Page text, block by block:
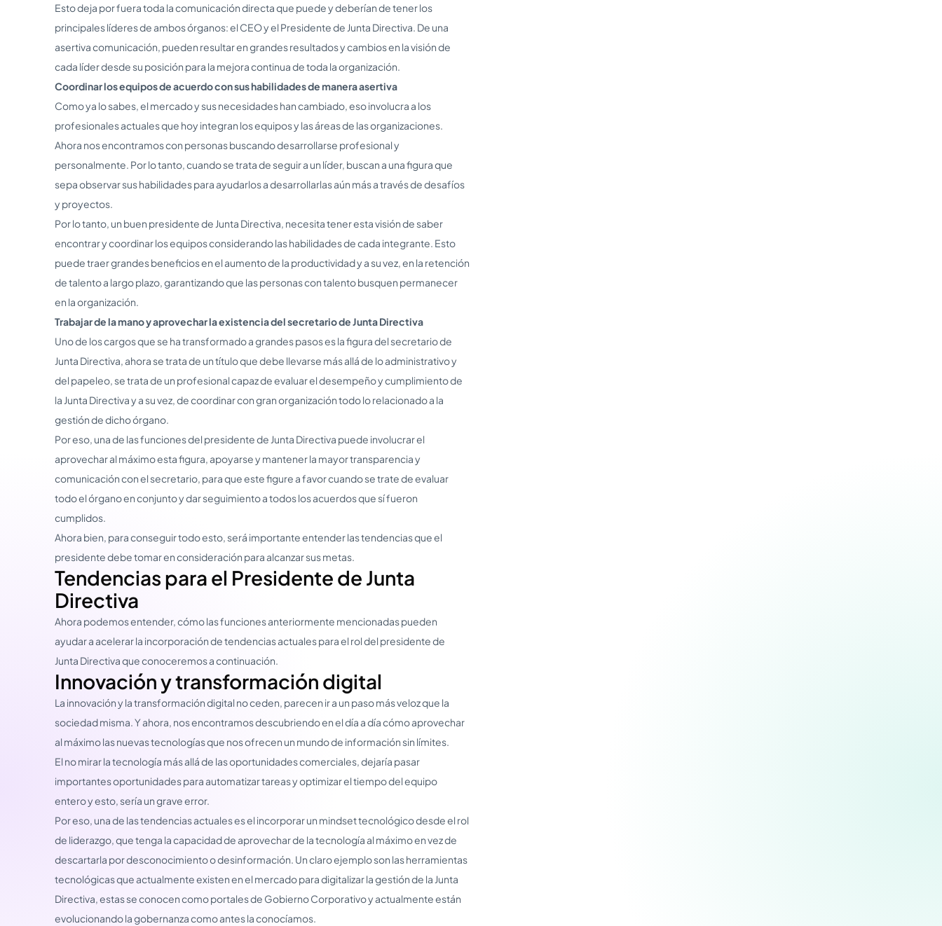
Esto deja por fuera toda la comunicación directa que puede y deberían de tener los
principales líderes de ambos órganos: el CEO y el Presidente de Junta Directiva. De una
asertiva comunicación, pueden resultar en grandes resultados y cambios en la visión de
cada líder desde su posición para la mejora continua de toda la organización.
Coordinar los equipos de acuerdo con sus habilidades de manera asertiva
Como ya lo sabes, el mercado y sus necesidades han cambiado, eso involucra a los
profesionales actuales que hoy integran los equipos y las áreas de las organizaciones.
Ahora nos encontramos con personas buscando desarrollarse profesional y
personalmente. Por lo tanto, cuando se trata de seguir a un líder, buscan a una figura que
sepa observar sus habilidades para ayudarlos a desarrollarlas aún más a través de desafíos
y proyectos.
Por lo tanto, un buen presidente de Junta Directiva, necesita tener esta visión de saber
encontrar y coordinar los equipos considerando las habilidades de cada integrante. Esto
puede traer grandes beneficios en el aumento de la productividad y a su vez, en la retención
de talento a largo plazo, garantizando que las personas con talento busquen permanecer
en la organización.
Trabajar de la mano y aprovechar la existencia del secretario de Junta Directiva
Uno de los cargos que se ha transformado a grandes pasos es la figura del secretario de
Junta Directiva, ahora se trata de un título que debe llevarse más allá de lo administrativo y
del papeleo, se trata de un profesional capaz de evaluar el desempeño y cumplimiento de
la Junta Directiva y a su vez, de coordinar con gran organización todo lo relacionado a la
gestión de dicho órgano.
Por eso, una de las funciones del presidente de Junta Directiva puede involucrar el
aprovechar al máximo esta figura, apoyarse y mantener la mayor transparencia y
comunicación con el secretario, para que este figure a favor cuando se trate de evaluar
todo el órgano en conjunto y dar seguimiento a todos los acuerdos que sí fueron
cumplidos.
Ahora bien, para conseguir todo esto, será importante entender las tendencias que el
presidente debe tomar en consideración para alcanzar sus metas.
Tendencias para el Presidente de Junta
Directiva
Ahora podemos entender, cómo las funciones anteriormente mencionadas pueden
ayudar a acelerar la incorporación de tendencias actuales para el rol del presidente de
Junta Directiva que conoceremos a continuación.
Innovación y transformación digital
La innovación y la transformación digital no ceden, parecen ir a un paso más veloz que la
sociedad misma. Y ahora, nos encontramos descubriendo en el día a día cómo aprovechar
al máximo las nuevas tecnologías que nos ofrecen un mundo de información sin límites.
El no mirar la tecnología más allá de las oportunidades comerciales, dejaría pasar
importantes oportunidades para automatizar tareas y optimizar el tiempo del equipo
entero y esto, sería un grave error.
Por eso, una de las tendencias actuales es el incorporar un mindset tecnológico desde el rol
de liderazgo, que tenga la capacidad de aprovechar de la tecnología al máximo en vez de
descartarla por desconocimiento o desinformación. Un claro ejemplo son las herramientas
tecnológicas que actualmente existen en el mercado para digitalizar la gestión de la Junta
Directiva, estas se conocen como portales de Gobierno Corporativo y actualmente están
evolucionando la gobernanza como antes la conocíamos.